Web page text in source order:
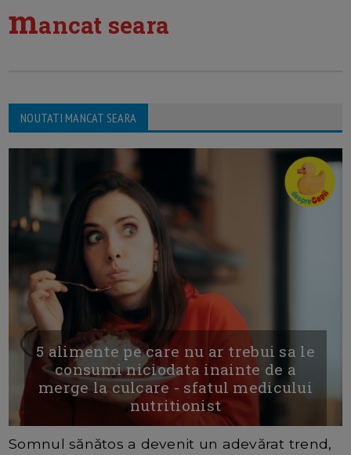
mancat seara
NOUTATI MANCAT SEARA
5 alimente pe care nu ar trebui sa le
consumi niciodata inainte de a
merge la culcare - sfatul medicului
nutritionist
Somnul sănătos a devenit un adevărat trend,